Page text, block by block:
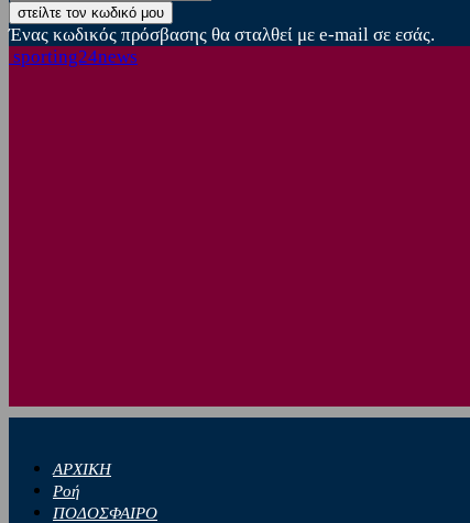
Ένας κωδικός πρόσβασης θα σταλθεί με e-mail σε εσάς.
sporting24news
ΑΡΧΙΚΗ
Ροή
ΠΟΔΟΣΦΑΙΡΟ